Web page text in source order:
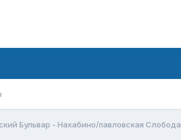
Бульвар - Нахабино/павловская Слобода